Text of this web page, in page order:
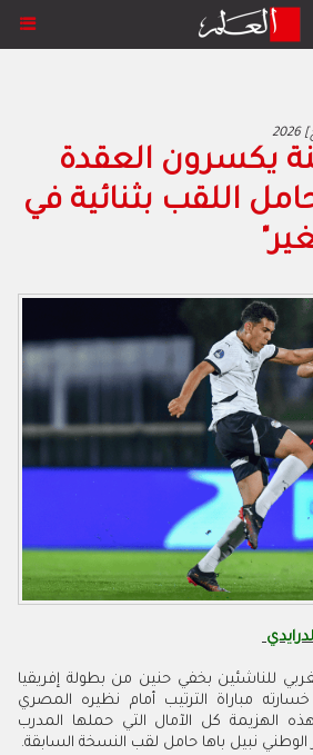
يكسرون العقدة
اللقب بثنائية في
للناشئين بخفي حنين من بطولة إفريقيا
بعد خسارته مباراة الترتيب أمام نظيره المصري
الهزيمة كل الآمال التي حملها المدرب
الوطني نبيل باها حامل لقب النسخة السابقة.